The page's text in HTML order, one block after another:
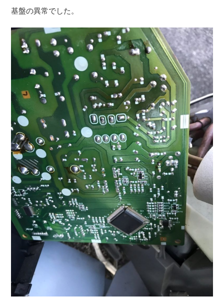
基盤の異常でした。